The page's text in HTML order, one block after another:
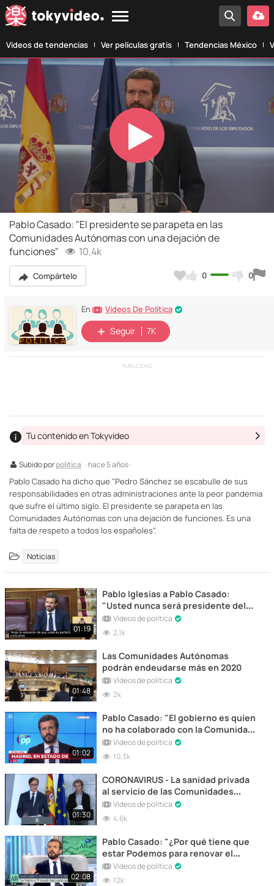
Vídeos de tendencias Ver películas gratis Tendencias México
Play
Video
Pablo Casado: "El presidente se parapeta en las
Comunidades Autónomas con una dejación de
funciones"
10,4k
Compártelo 0 0
En Vídeos De Política
Seguir 7K
PUBLICIDAD
Subido porpolitica · hace 5 años ·
Tu contenido en Tokyvideo
Pablo Casado ha dicho que "Pedro Sánchez se escabulle de sus
responsabilidades en otras administraciones ante la peor pandemia
que sufre el último siglo. El presidente se parapeta en las
Comunidades Autónomas con una dejación de funciones. Es una
falta de respeto a todos los españoles".
Noticias
01:19
Pablo Iglesias a Pablo Casado:
"Usted nunca será presidente del
Gobierno"
Vídeos de política
2,1k
01:48
Las Comunidades Autónomas
podrán endeudarse más en 2020
Vídeos de política
2k
01:02
Pablo Casado: "El gobierno es quien
no ha colaborado con la Comunidad
de Madrid ni con el resto de
autonomías"
Vídeos de política
10,3k
01:30
CORONAVIRUS - La sanidad privada
al servicio de las Comunidades
Autónomas
Vídeos de política
4,6k
02:08
Pablo Casado: "¿Por qué tiene que
estar Podemos para renovar el
CGPJ?"
Vídeos de política
12k